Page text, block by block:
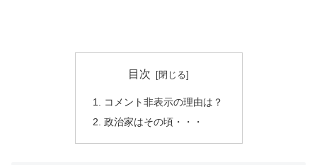
目次
コメント非表示の理由は？
政治家はその頃・・・